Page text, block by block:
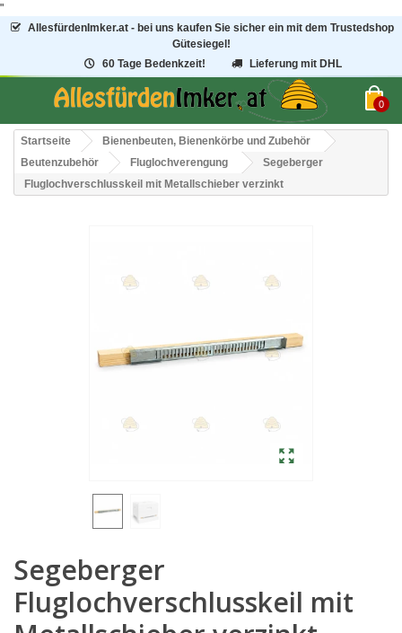
"
AllesfürdenImker.at - bei uns kaufen Sie sicher ein mit dem Trustedshop
Gütesiegel!
60 Tage Bedenkzeit!
Lieferung mit DHL
0
Startseite
Bienenbeuten, Bienenkörbe und Zubehör
Beutenzubehör
Fluglochverengung
Segeberger
Fluglochverschlusskeil mit Metallschieber verzinkt
Segeberger
Fluglochverschlusskeil mit